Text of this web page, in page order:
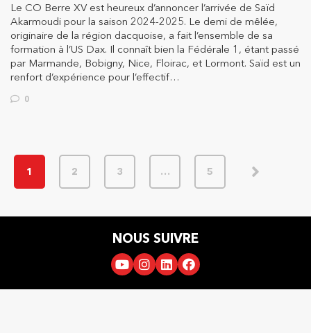
Le CO Berre XV est heureux d’annoncer l’arrivée de Saïd
Akarmoudi pour la saison 2024-2025. Le demi de mêlée,
originaire de la région dacquoise, a fait l’ensemble de sa
formation à l’US Dax. Il connaît bien la Fédérale 1, étant passé
par Marmande, Bobigny, Nice, Floirac, et Lormont. Saïd est un
renfort d’expérience pour l’effectif…
0
1 2 3 … 5
NOUS SUIVRE